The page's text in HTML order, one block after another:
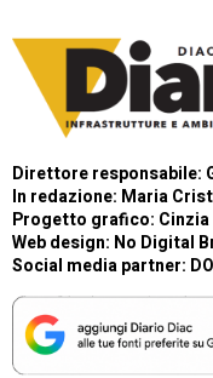
Direttore responsabile:
In redazione: Maria
Progetto grafico: Cinzia
Web design: No Digital
Social media partner: